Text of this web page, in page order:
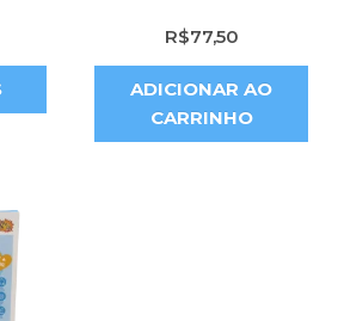
R$77,50
ADICIONAR AO
CARRINHO